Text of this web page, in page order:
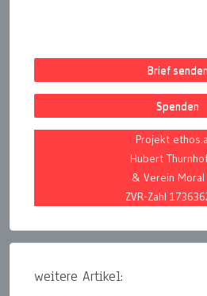
Brief senden
Spenden
Projekt
Hubert
& Verein
ZVR-Zahl
weitere Artikel: